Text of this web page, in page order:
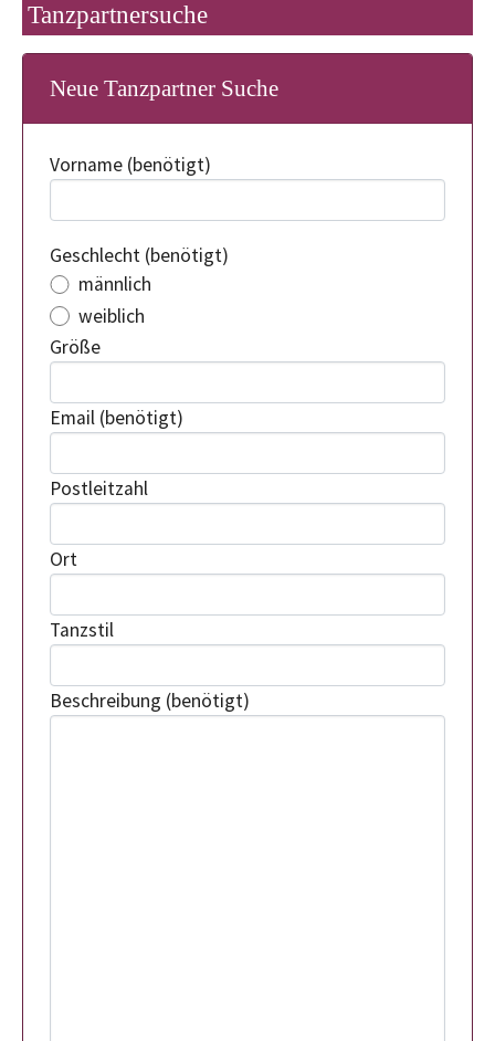
Tanzpartnersuche
Neue Tanzpartner Suche
Vorname (benötigt)
Geschlecht (benötigt)
männlich
weiblich
Größe
Email (benötigt)
Postleitzahl
Ort
Tanzstil
Beschreibung (benötigt)